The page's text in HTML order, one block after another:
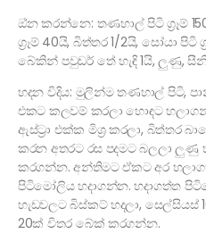
ඔ්න කරන්නෙ: තණහාල් පිටි ග්‍රෑම්
ග්‍රෑම් 40යි, බිත්තර 1/2යි, සෝයා පිටි
බේකින් පවුඩර් තේ හැඳි 1යි, ලුණු, සීනි
හදන විදිය: මුලින්ම තණහාල් පිටි,
එකට කලවම් කරලා හොඳට
ඇස්ට්‍රා එක්ක මිශ්‍ර කරලා, බිත්තර
කරන අතරට රස පදමට බලලා ලුණු
කරගන්න. අන්තිමට ඒකට අර
පිටිමෝලිය හදාගන්න. හදාගත්ත
හැඩවලට බිස්කට් හදලා,
20ක් විතර බේක් කරගන්න.